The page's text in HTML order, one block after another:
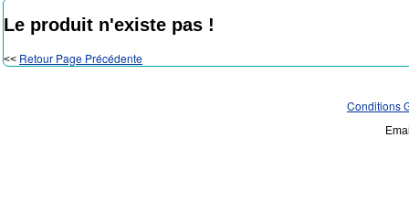
Le produit n'existe pas !
<< Retour Page Précédente
Conditions